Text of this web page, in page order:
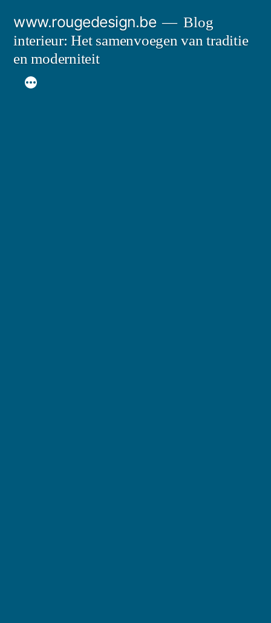
naar
inhoud
www.rougedesign.be
Blog
interieur: Het samenvoegen van traditie
en moderniteit